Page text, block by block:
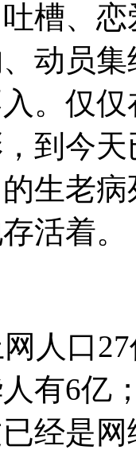
槽、
、动员
。仅
到今
生老
活着。
人口
有6亿
经是